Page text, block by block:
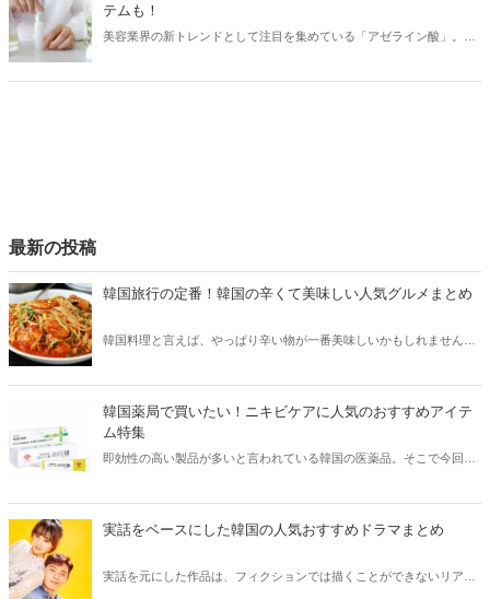
テムも！
美容業界の新トレンドとして注目を集めている「アゼライン酸」。ニ
最新の投稿
韓国旅行の定番！韓国の辛くて美味しい人気グルメまとめ
韓国料理と言えば、やっぱり辛い物が一番美味しいかもしれません。
方も必見です。
韓国薬局で買いたい！ニキビケアに人気のおすすめアイテ
ム特集
即効性の高い製品が多いと言われている韓国の医薬品。そこで今回は
う。
実話をベースにした韓国の人気おすすめドラマまとめ
実話を元にした作品は、フィクションでは描くことができないリアル